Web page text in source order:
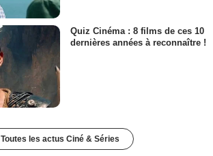
Quiz Cinéma : 8 films de ces 10
dernières années à reconnaître !
Toutes les actus Ciné & Séries